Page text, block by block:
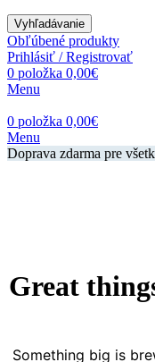
Vyhľadávanie
Obľúbené produkty
Prihlásiť / Registrovať
0 položka 0,00€
Menu
0 položka 0,00€
Menu
Doprava zdarma pre
Great
Something big is